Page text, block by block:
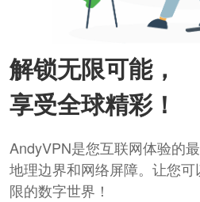
解锁无限可能，
享受全球精彩！
AndyVPN是您互联网体验的
地理边界和网络屏障。让您
限的数字世界！